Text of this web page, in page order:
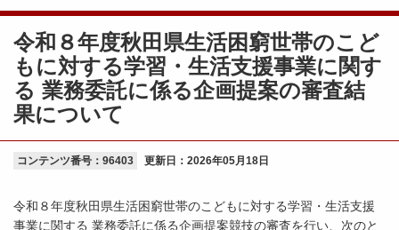
令和８年度秋田県生活困窮世帯のこど
もに対する学習・生活支援事業に関す
る 業務委託に係る企画提案の審査結
果について
コンテンツ番号：96403 更新日： 2026年05月18日
令和８年度秋田県生活困窮世帯のこどもに対する学習・生活支援
事業に関する 業務委託に係る企画提案競技の審査を行い、次のと